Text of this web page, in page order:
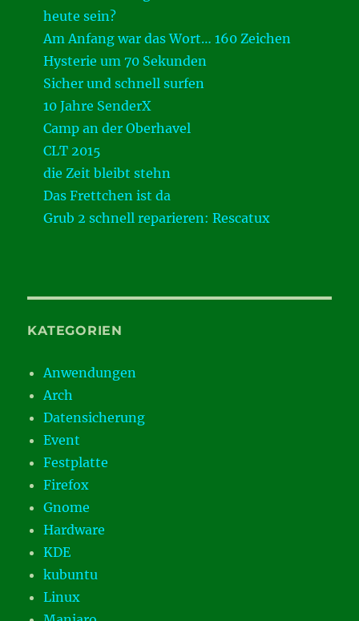
heute sein?
Am Anfang war das Wort… 160 Zeichen
Hysterie um 70 Sekunden
Sicher und schnell surfen
10 Jahre SenderX
Camp an der Oberhavel
CLT 2015
die Zeit bleibt stehn
Das Frettchen ist da
Grub 2 schnell reparieren: Rescatux
KATEGORIEN
Anwendungen
Arch
Datensicherung
Event
Festplatte
Firefox
Gnome
Hardware
KDE
kubuntu
Linux